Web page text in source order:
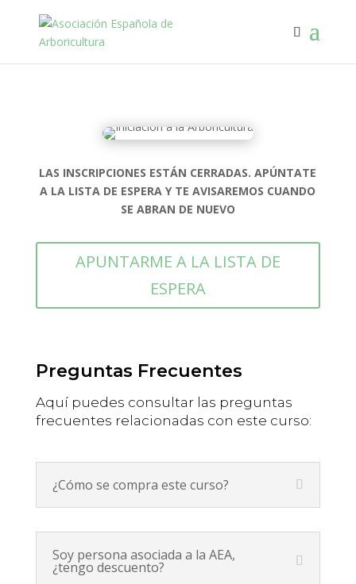
LAS INSCRIPCIONES ESTÁN CERRADAS. APÚNTATE
A LA LISTA DE ESPERA Y TE AVISAREMOS CUANDO
SE ABRAN DE NUEVO
APUNTARME A LA LISTA DE
ESPERA
Preguntas Frecuentes
Aquí puedes consultar las preguntas
frecuentes relacionadas con este curso:
¿Cómo se compra este curso?
Soy persona asociada a la AEA,
¿tengo descuento?